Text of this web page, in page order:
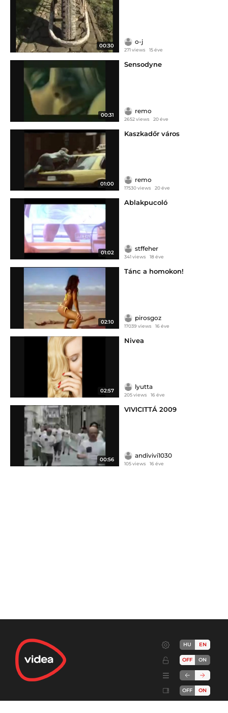
00:30
o-j
271 views 15 éve
00:31
Sensodyne
remo
2652 views 20 éve
01:00
Kaszkadőr város
remo
17530 views 20 éve
01:02
Ablakpucoló
stffeher
341 views 18 éve
02:10
Tánc a homokon!
pirosgoz
17039 views 16 éve
02:57
Nivea
lyutta
205 views 16 éve
00:56
VIVICITTÁ 2009
andivivi1030
105 views 16 éve
HU EN
OFF ON
OFF ON